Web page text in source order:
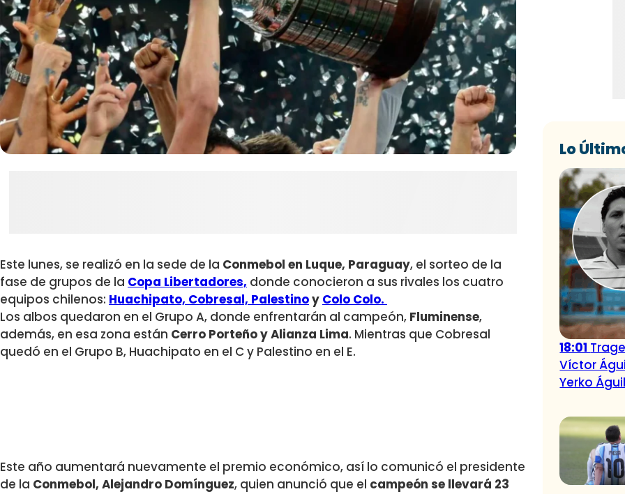
Este lunes, se realizó en la sede de la Conmebol en Luque, Paraguay, el sorteo de la
fase de grupos de la Copa Libertadores, donde conocieron a sus rivales los cuatro
equipos chilenos: Huachipato, Cobresal, Palestinoy Colo Colo.
Los albos quedaron en el Grupo A, donde enfrentarán al campeón, Fluminense,
además, en esa zona están Cerro Porteño y Alianza Lima. Mientras que Cobresal
quedó en el Grupo B, Huachipato en el C y Palestino en el E.
Este año aumentará nuevamente el premio económico, así lo comunicó el presidente
de la Conmebol, Alejandro Domínguez, quien anunció que el campeón se llevará 23
Lo
18:01
Víctor
Yerko